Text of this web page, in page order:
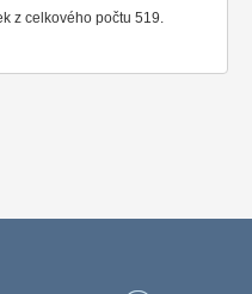
z celkového počtu 519.